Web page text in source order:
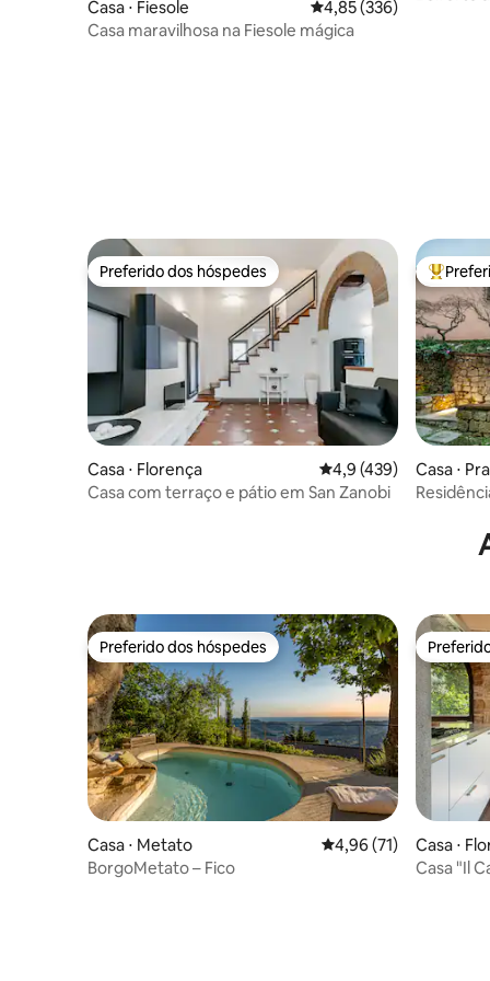
Casa ⋅ Fiesole 4,85 de uma avaliação
4,85 (336)
Casa maravilhosa na Fiesole mágica
Preferido dos hóspedes
Preferido dos hóspedes
Casa ⋅ Florença 4,9 de uma avaliação
4,9 (439)
Casa com terraço e pátio em San Zanobi
Entre
Casa ⋅
Preferido dos hóspedes
Preferido dos hóspedes
Casa ⋅ Metato 4,96 de uma
4,96 (71)
BorgoMetato – Fico
Casa ⋅
Casa "Il